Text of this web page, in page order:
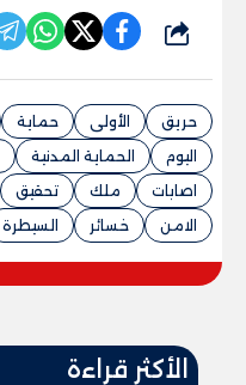
شارك
حريق الأولى حماية
اليوم
الحماية المدنية
اصابات
ملك تحقيق
الامن
خسائر السيطرة
الأكثر قراءة